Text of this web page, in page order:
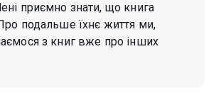
приємно знати, що книга
подальше їхнє життя ми,
з книг вже про інших